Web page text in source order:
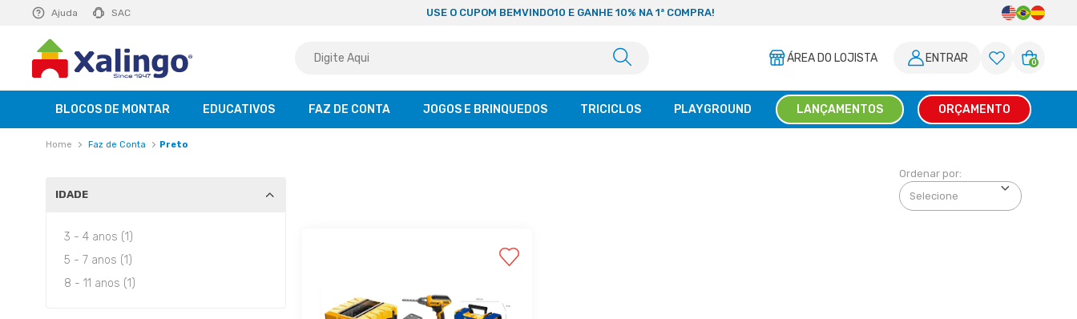
Ajuda SAC
R$ 129,99 saiba mais USE O CUPOM BEMVINDO10 E GANHE 10% NA 1ª COMPRA!
ÁREA DO LOJISTA ENTRAR 0
BLOCOS DE MONTAR EDUCATIVOS FAZ DE CONTA JOGOS E BRINQUEDOS TRICICLOS PLAYGROUND LANÇAMENTOS ORÇAMENTO
Faz de Conta Preto
IDADE
3 - 4 anos (1)
5 - 7 anos (1)
8 - 11 anos (1)
Ordenar por: